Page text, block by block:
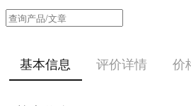
基本信息 评价详情 价